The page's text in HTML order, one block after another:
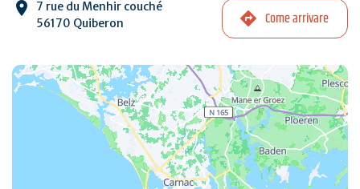
7 rue du Menhir couché
56170 Quiberon
Come arrivare